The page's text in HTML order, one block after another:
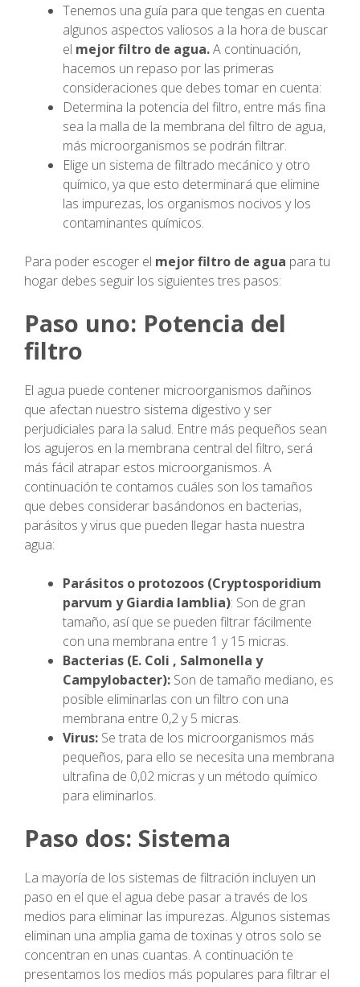
Tenemos una guía para que tengas en cuenta
algunos aspectos valiosos a la hora de buscar
el mejor filtro de agua.A continuación,
hacemos un repaso por las primeras
consideraciones que debes tomar en cuenta:
Determina la potencia del filtro, entre más fina
sea la malla de la membrana del filtro de agua,
más microorganismos se podrán filtrar.
Elige un sistema de filtrado mecánico y otro
químico, ya que esto determinará que elimine
las impurezas, los organismos nocivos y los
contaminantes químicos.
Para poder escoger el mejor filtro de agua para tu
hogar debes seguir los siguientes tres pasos:
Paso uno: Potencia del
filtro
El agua puede contener microorganismos dañinos
que afectan nuestro sistema digestivo y ser
perjudiciales para la salud. Entre más pequeños sean
los agujeros en la membrana central del filtro, será
más fácil atrapar estos microorganismos. A
continuación te contamos cuáles son los tamaños
que debes considerar basándonos en bacterias,
parásitos y virus que pueden llegar hasta nuestra
agua:
Parásitos o protozoos (Cryptosporidium
parvum y Giardia lamblia): Son de gran
tamaño, así que se pueden filtrar fácilmente
con una membrana entre 1 y 15 micras.
Bacterias (E. Coli , Salmonella y
Campylobacter): Son de tamaño mediano, es
posible eliminarlas con un filtro con una
membrana entre 0,2 y 5 micras.
Virus: Se trata de los microorganismos más
pequeños, para ello se necesita una membrana
ultrafina de 0,02 micras y un método químico
para eliminarlos.
Paso dos: Sistema
La mayoría de los sistemas de filtración incluyen un
paso en el que el agua debe pasar a través de los
medios para eliminar las impurezas. Algunos sistemas
eliminan una amplia gama de toxinas y otros solo se
concentran en unas cuantas. A continuación te
presentamos los medios más populares para filtrar el